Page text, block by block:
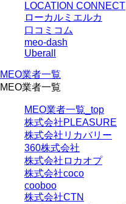
LOCATION CONNECT
ローカルミエルカ
口コミコム
meo-dash
Uberall
MEO業者一覧
MEO業者一覧
MEO業者一覧_top
株式会社PLEASURE
株式会社リカバリー
360株式会社
株式会社ロカオプ
株式会社coco
cooboo
株式会社CTN